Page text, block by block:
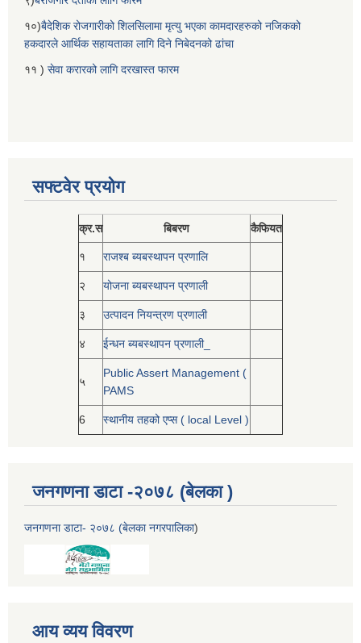
१०)बैदेशिक रोजगारीको शिलसिलामा मृत्यु भएका कामदारहरुको नजिकको
हकदारले आर्थिक सहायताका लागि दिने निबेदनको ढांचा
११ ) सेवा करारको लागि दरखास्त फारम
सफ्टवेर प्रयोग
क्र.स बिबरण कैफियत
१ राजश्ब ब्यबस्थापन प्रणालि
२ योजना ब्यबस्थापन प्रणाली
३ उत्पादन नियन्त्रण प्रणाली
४ ईन्धन ब्यबस्थापन प्रणाली_
५
Public Assert Management (
PAMS
6 स्थानीय तहको एप्स ( local Level )
जनगणना डाटा -२०७८ (बेलका )
जनगणना डाटा- २०७८ (बेलका नगरपालिका)
आय व्यय विवरण